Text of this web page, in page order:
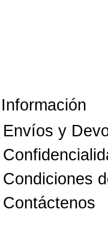
Información
Envíos y
Condiciones
Contáctenos